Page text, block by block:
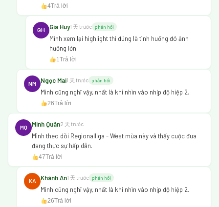
4Trả lời
GH Gia Huy1 天 trước phản hồi
Mình xem lại highlight thì đúng là tình huống đó ảnh
hưởng lớn.
1 Trả lời
NM Ngọc Mai1 天 trước phản hồi
Mình cũng nghĩ vậy, nhất là khi nhìn vào nhịp độ hiệp 2.
26Trả lời
MQ Minh Quân2 天 trước
Mình theo dõi Regionalliga - West mùa này và thấy cuộc đua
đang thực sự hấp dẫn.
47Trả lời
KA Khánh An1 天 trước phản hồi
Mình cũng nghĩ vậy, nhất là khi nhìn vào nhịp độ hiệp 2.
26Trả lời